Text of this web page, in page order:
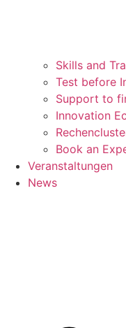
Skills and
Test before
Support to
Innovation
Book an
Veranstaltungen
News